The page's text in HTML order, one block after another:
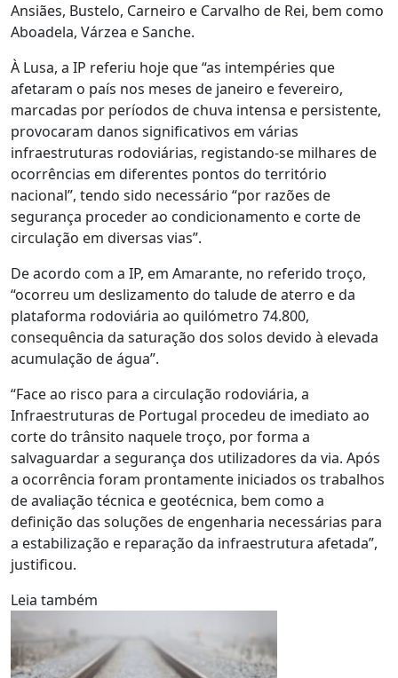
Ansiães, Bustelo, Carneiro e Carvalho de Rei, bem como
Aboadela, Várzea e Sanche.
À Lusa, a IP referiu hoje que “as intempéries que
afetaram o país nos meses de janeiro e fevereiro,
marcadas por períodos de chuva intensa e persistente,
provocaram danos significativos em várias
infraestruturas rodoviárias, registando-se milhares de
ocorrências em diferentes pontos do território
nacional”, tendo sido necessário “por razões de
segurança proceder ao condicionamento e corte de
circulação em diversas vias”.
De acordo com a IP, em Amarante, no referido troço,
“ocorreu um deslizamento do talude de aterro e da
plataforma rodoviária ao quilómetro 74.800,
consequência da saturação dos solos devido à elevada
acumulação de água”.
“Face ao risco para a circulação rodoviária, a
Infraestruturas de Portugal procedeu de imediato ao
corte do trânsito naquele troço, por forma a
salvaguardar a segurança dos utilizadores da via. Após
a ocorrência foram prontamente iniciados os trabalhos
de avaliação técnica e geotécnica, bem como a
definição das soluções de engenharia necessárias para
a estabilização e reparação da infraestrutura afetada”,
justificou.
Leia também